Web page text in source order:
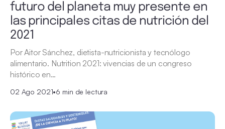
futuro del planeta muy presente en
las principales citas de nutrición del
2021
Por Aitor Sánchez, dietista-nutricionista y tecnólogo
alimentario. Nutrition 2021: vivencias de un congreso
histórico en…
02 Ago 2021•6 min de lectura